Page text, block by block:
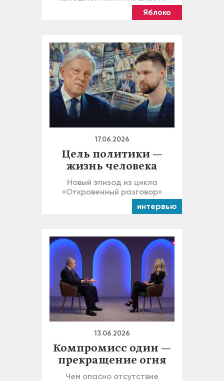
Яблоко
17.06.2026
Цель политики —
жизнь человека
Новый эпизод из цикла
«Откровенный разговор»
интервью
13.06.2026
Компромисс один —
прекращение огня
Чем опасно отсутствие